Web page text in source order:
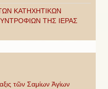
ΚΑΤΗΧΗΤΙΚΩΝ
ΤΗΣ ΙΕΡΑΣ
τῶν Σαμίων Ἁγίων